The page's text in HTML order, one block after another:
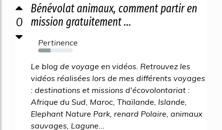
0
Bénévolat animaux, comment partir en
mission gratuitement ...
Pertinence
36%
Le blog de voyage en vidéos. Retrouvez les
vidéos réalisées lors de mes différents voyages
: destinations et missions d'écovolontariat :
Afrique du Sud, Maroc, Thaïlande, Islande,
Elephant Nature Park, renard Polaire, animaux
sauvages, Lagune...